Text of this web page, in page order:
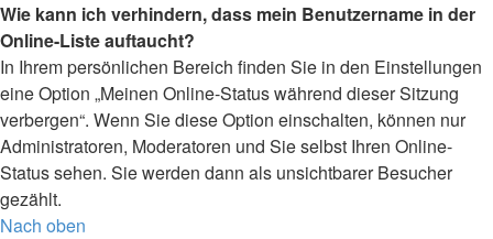
Wie kann ich verhindern, dass mein Benutzername in der
Online-Liste auftaucht?
In Ihrem persönlichen Bereich finden Sie in den Einstellungen
eine Option „Meinen Online-Status während dieser Sitzung
verbergen“. Wenn Sie diese Option einschalten, können nur
Administratoren, Moderatoren und Sie selbst Ihren Online-
Status sehen. Sie werden dann als unsichtbarer Besucher
gezählt.
Nach oben